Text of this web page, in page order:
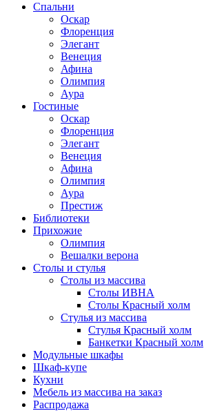
Спальни
Оскар
Флоренция
Элегант
Венеция
Афина
Олимпия
Аура
Гостиные
Оскар
Флоренция
Элегант
Венеция
Афина
Олимпия
Аура
Престиж
Библиотеки
Прихожие
Олимпия
Вешалки верона
Столы и стулья
Столы из массива
Столы ИВНА
Столы Красный холм
Стулья из массива
Стулья Красный холм
Банкетки Красный холм
Модульные шкафы
Шкаф-купе
Кухни
Мебель из массива на заказ
Распродажа